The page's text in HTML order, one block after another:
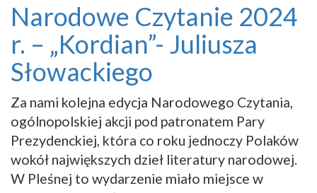
Narodowe Czytanie 2024
r. – „Kordian”- Juliusza
Słowackiego
Za nami kolejna edycja Narodowego Czytania,
ogólnopolskiej akcji pod patronatem Pary
Prezydenckiej, która co roku jednoczy Polaków
wokół największych dzieł literatury narodowej.
W Pleśnej to wydarzenie miało miejsce w